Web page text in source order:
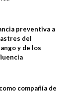
preventiva a
del
y de los
compañía de